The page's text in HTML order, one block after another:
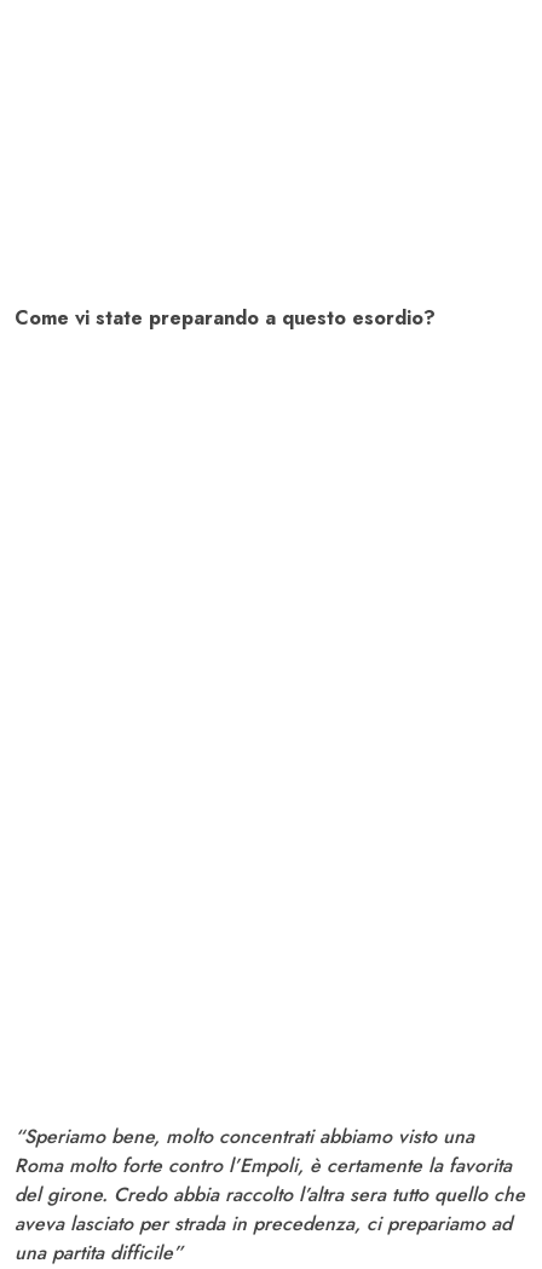
Come vi state preparando a questo esordio?
“Speriamo bene, molto concentrati abbiamo visto una
Roma molto forte contro l’Empoli, è certamente la favorita
del girone. Credo abbia raccolto l’altra sera tutto quello che
aveva lasciato per strada in precedenza, ci prepariamo ad
una partita difficile”